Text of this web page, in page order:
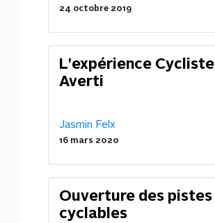
24 octobre 2019
L'expérience Cycliste
Averti
Jasmin Felx
16 mars 2020
Ouverture des pistes
cyclables